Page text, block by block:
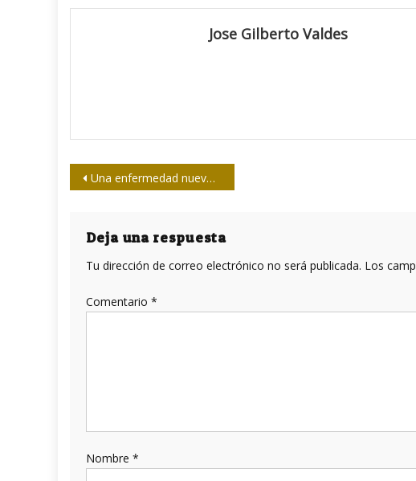
Jose Gilberto Valdes
Navegación
entradas
Una enfermedad nueva que debemos conocer: COVID-19 después de ser vacunado
Deja una respuesta
Tu dirección de correo electrónico no será publicada. Los
Comentario *
Nombre *